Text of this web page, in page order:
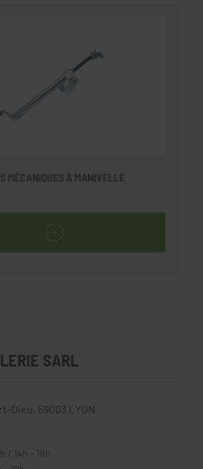
MÉCANIQUES À MANIVELLE
SARL
Dieu, 69003
LYON
08h - 12h / 14h - 18h